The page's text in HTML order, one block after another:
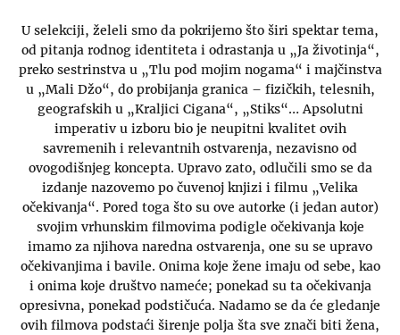
U selekciji, želeli smo da pokrijemo što širi spektar tema,
od pitanja rodnog identiteta i odrastanja u „Ja životinja“,
preko sestrinstva u „Tlu pod mojim nogama“ i majčinstva
u „Mali Džo“, do probijanja granica – fizičkih, telesnih,
geografskih u „Kraljici Cigana“, „Stiks“… Apsolutni
imperativ u izboru bio je neupitni kvalitet ovih
savremenih i relevantnih ostvarenja, nezavisno od
ovogodišnjeg koncepta. Upravo zato, odlučili smo se da
izdanje nazovemo po čuvenoj knjizi i filmu „Velika
očekivanja“. Pored toga što su ove autorke (i jedan autor)
svojim vrhunskim filmovima podigle očekivanja koje
imamo za njihova naredna ostvarenja, one su se upravo
očekivanjima i bavile. Onima koje žene imaju od sebe, kao
i onima koje društvo nameće; ponekad su ta očekivanja
opresivna, ponekad podstičuća. Nadamo se da će gledanje
ovih filmova podstaći širenje polja šta sve znači biti žena,